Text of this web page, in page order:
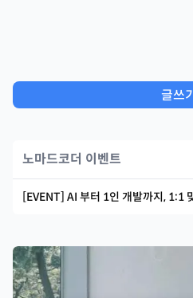
글쓰
노마드코더 이벤트
[EVENT] AI 부터 1인 개발까지, 1:1